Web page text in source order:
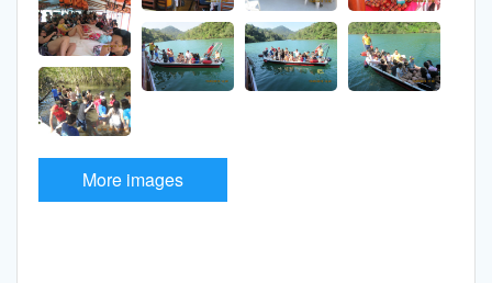
More images